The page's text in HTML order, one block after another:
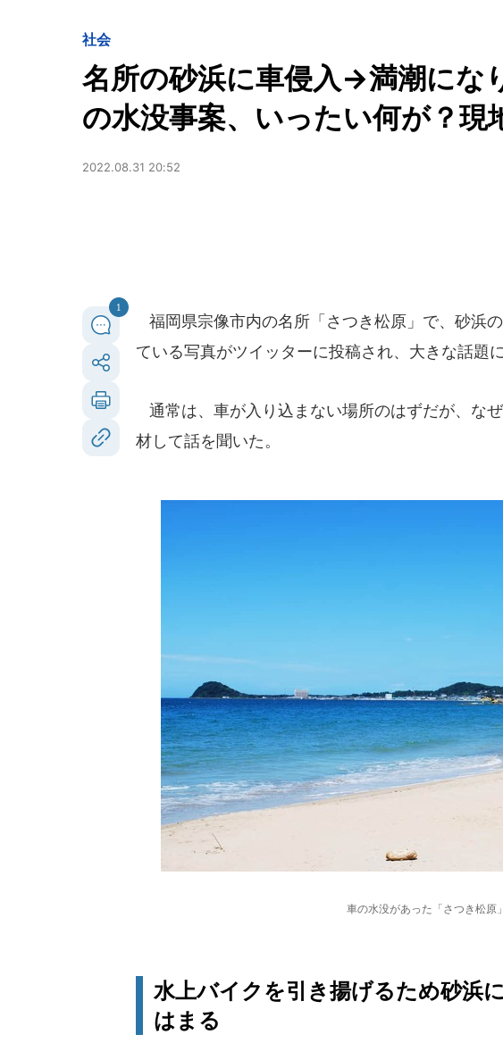
社会
名所の砂浜に車侵入→満潮に
の水没事案、いったい何が？現
2022.08.31 20:52
1
福岡県宗像市内の名所「さつき松原」で、砂浜
ている写真がツイッターに投稿され、大きな話題
通常は、車が入り込まない場所のはずだが、な
材して話を聞いた。
車の水没があった「さつき松原
水上バイクを引き揚げるため砂浜
はまる